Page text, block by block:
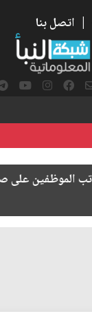
| اتصل بنا
على صفيح